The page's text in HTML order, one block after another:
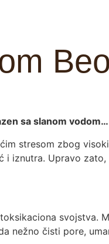
sa slanom vodom…
stresom zbog
i iznutra. Upravo
nežno čisti pore,